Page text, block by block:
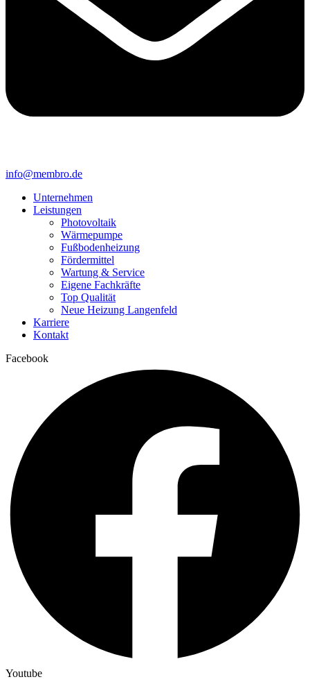
info@membro.de
Unternehmen
Leistungen
Photovoltaik
Wärmepumpe
Fußbodenheizung
Fördermittel
Wartung & Service
Eigene Fachkräfte
Top Qualität
Neue Heizung Langenfeld
Karriere
Kontakt
Facebook
Youtube